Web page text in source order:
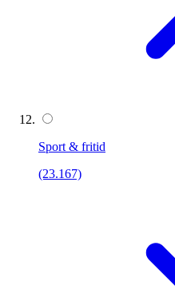
Sport & fritid
(23.167)